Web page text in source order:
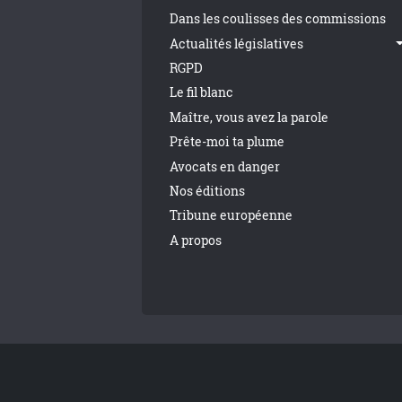
Dans les coulisses des commissions
Actualités législatives
RGPD
Le fil blanc
Maître, vous avez la parole
Prête-moi ta plume
Avocats en danger
Nos éditions
Tribune européenne
A propos